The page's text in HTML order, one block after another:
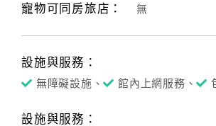
合
寵物可同房旅店：
無
設施與服務：
無障礙設施、 館內上網服務、
設施與服務：